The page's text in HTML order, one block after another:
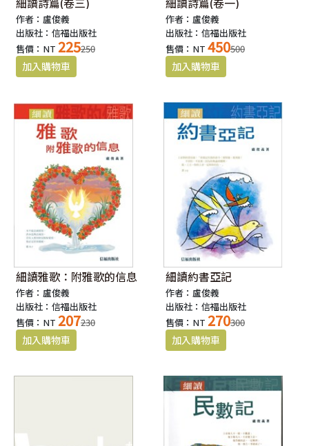
作者：盧俊義
出版社：信福出版社
售價：NT 225250
作者：盧俊義
出版社：信福出版社
售價：NT 450500
細讀雅歌：附雅歌的信息
作者：盧俊義
出版社：信福出版社
售價：NT 207230
細讀約書亞記
作者：盧俊義
出版社：信福出版社
售價：NT 270300